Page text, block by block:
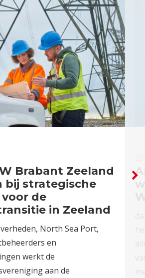
Brabant Zeeland
bij strategische
de
in Zeeland
North Sea Port,
en
werkt de
aan de